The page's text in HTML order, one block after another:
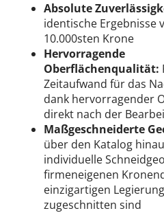
Absolute
identische Ergebnisse
10.000sten Krone
Hervorragende
Oberflächenqualität:
Zeitaufwand für das
dank hervorragender
direkt nach der
Maßgeschneiderte
über den Katalog
individuelle
firmeneigenen
einzigartigen
zugeschnitten sind